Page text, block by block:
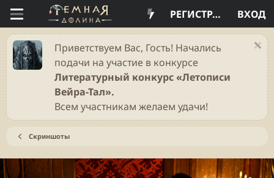
ВХОД
РЕГИСТРАЦИЯ
Приветствуем Вас, Гость! Начались
подачи на участие в конкурсе
Литературный конкурс «Летописи
Вейра-Тал».
Всем участникам желаем удачи!
Скриншоты